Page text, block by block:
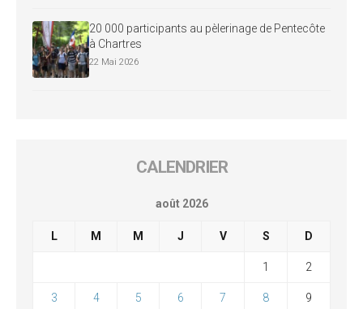
20 000 participants au pèlerinage de Pentecôte
à Chartres
22 Mai 2026
CALENDRIER
août 2026
L M M J V S D
1 2
3 4 5 6 7 8 9